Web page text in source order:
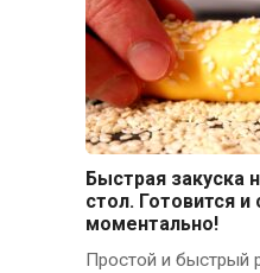
Быстрая закуска
стол. Готовится
моментально!
Простой и быстрый